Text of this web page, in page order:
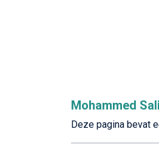
Mohammed
Deze pagina bevat